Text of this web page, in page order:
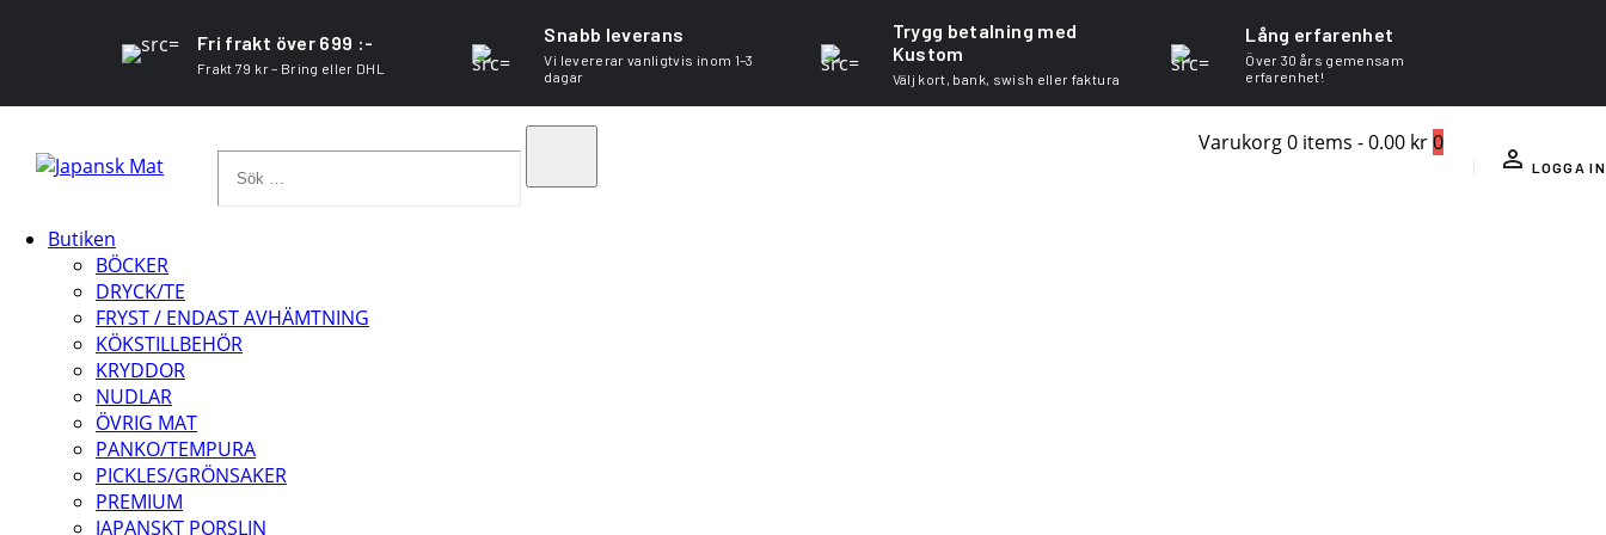
Fri frakt över 699 :-
Frakt 79 kr – Bring eller DHL
Snabb leverans
Vi levererar vanligtvis inom 1–3
dagar
Trygg betalning med
Kustom
Välj kort, bank, swish eller faktura
Lång erfarenhet
Över 30 års gemensam
erfarenhet!
Varukorg0 items -0.00 kr0
LOGGA IN
Butiken
BÖCKER
DRYCK/TE
FRYST / ENDAST AVHÄMTNING
KÖKSTILLBEHÖR
KRYDDOR
NUDLAR
ÖVRIG MAT
PANKO/TEMPURA
PICKLES/GRÖNSAKER
PREMIUM
JAPANSKT PORSLIN